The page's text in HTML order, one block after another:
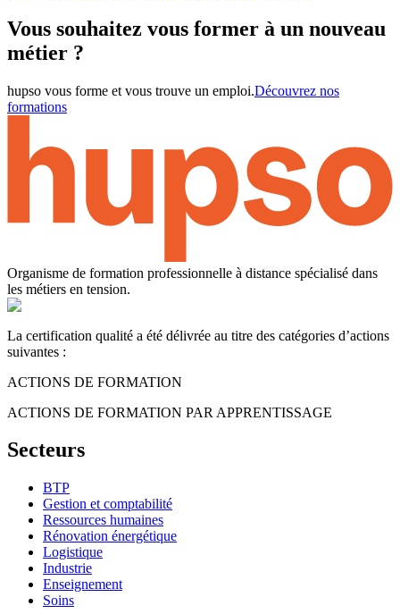
Vous souhaitez vous former à un nouveau
métier ?
hupso vous forme et vous trouve un emploi.Découvrez nos
formations
Organisme de formation professionnelle à distance spécialisé dans
les métiers en tension.
La certification qualité a été délivrée au titre des catégories d’actions
suivantes :
ACTIONS DE FORMATION
ACTIONS DE FORMATION PAR APPRENTISSAGE
Secteurs
BTP
Gestion et comptabilité
Ressources humaines
Rénovation énergétique
Logistique
Industrie
Enseignement
Soins